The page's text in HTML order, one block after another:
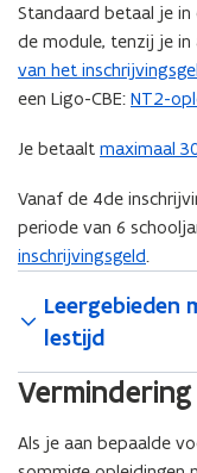
Standaard betaal je in
de module, tenzij je
van het
een Ligo-CBE: NT2-
Je betaalt maximaal
Vanaf de 4de
periode van 6
inschrijvingsgeld.
Leergebieden
lestijd
Als je aan bepaalde